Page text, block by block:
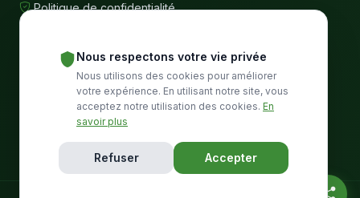
Politique de confidentialité
Communauté
184K+ abonnés sur Facebook
Nous respectons votre vie privée
Nous utilisons des cookies pour améliorer
votre expérience. En utilisant notre site, vous
acceptez notre utilisation des cookies. En
savoir plus
Refuser Accepter